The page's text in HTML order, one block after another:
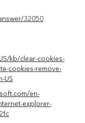
32050
kb/clear-cookies-
cookies-remove-
US
en-
explorer-